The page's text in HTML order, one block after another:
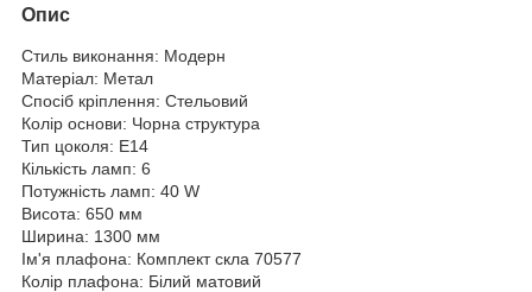
Опис
Стиль виконання: Модерн
Матеріал: Метал
Спосіб кріплення: Стельовий
Колір основи: Чорна структура
Тип цоколя: E14
Кількість ламп: 6
Потужність ламп: 40 W
Висота: 650 мм
Ширина: 1300 мм
Ім'я плафона: Комплект скла 70577
Колір плафона: Білий матовий